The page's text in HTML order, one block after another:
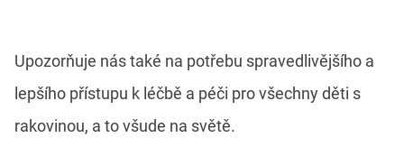
Upozorňuje nás také na potřebu spravedlivějšího a
lepšího přístupu k léčbě a péči pro všechny děti s
rakovinou, a to všude na světě.